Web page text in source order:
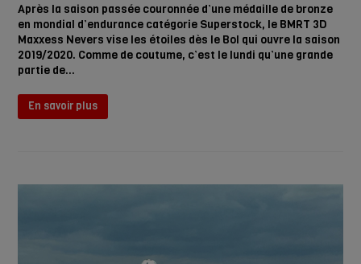
Après la saison passée couronnée d’une médaille de bronze
en mondial d’endurance catégorie Superstock, le BMRT 3D
Maxxess Nevers vise les étoiles dès le Bol qui ouvre la saison
2019/2020. Comme de coutume, c’est le lundi qu’une grande
partie de…
En savoir plus